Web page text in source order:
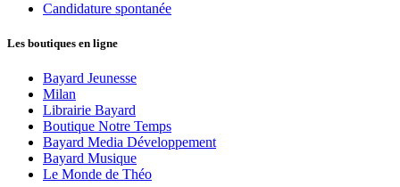
Candidature spontanée
Les boutiques en ligne
Bayard Jeunesse
Milan
Librairie Bayard
Boutique Notre Temps
Bayard Media Développement
Bayard Musique
Le Monde de Théo